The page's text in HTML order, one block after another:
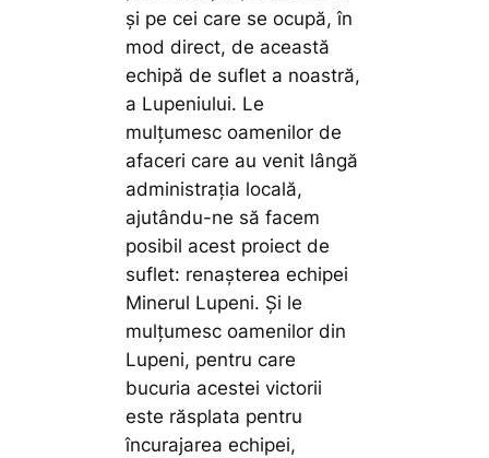
și pe cei care se ocupă, în
mod direct, de această
echipă de suflet a noastră,
a Lupeniului. Le
mulțumesc oamenilor de
afaceri care au venit lângă
administrația locală,
ajutându-ne să facem
posibil acest proiect de
suflet: renașterea echipei
Minerul Lupeni. Și le
mulțumesc oamenilor din
Lupeni, pentru care
bucuria acestei victorii
este răsplata pentru
încurajarea echipei,